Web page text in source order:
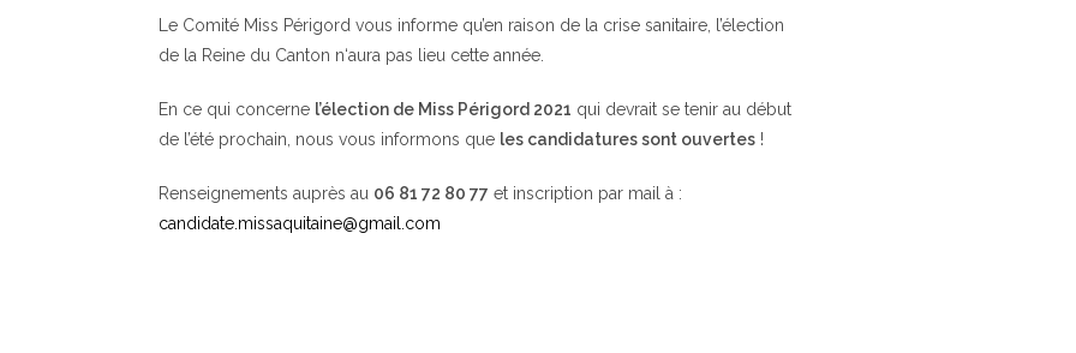
Le Comité Miss Périgord vous informe qu’en raison de la crise sanitaire, l’élection
de la Reine du Canton n‘aura pas lieu cette année.
En ce qui concerne l’élection de Miss Périgord 2021 qui devrait se tenir au début
de l’été prochain, nous vous informons que les candidatures sont ouvertes !
Renseignements auprès au 06 81 72 80 77 et inscription par mail à :
candidate.missaquitaine@gmail.com